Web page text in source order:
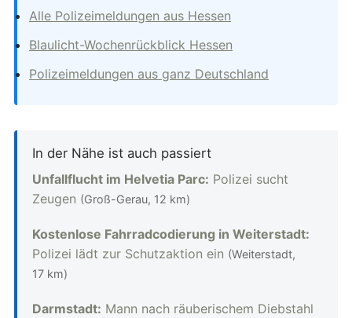
Alle Polizeimeldungen aus Hessen
Blaulicht-Wochenrückblick Hessen
Polizeimeldungen aus ganz Deutschland
In der Nähe ist auch passiert
Unfallflucht im Helvetia Parc: Polizei sucht
Zeugen (Groß-Gerau, 12 km)
Kostenlose Fahrradcodierung in Weiterstadt:
Polizei lädt zur Schutzaktion ein (Weiterstadt,
17 km)
Darmstadt: Mann nach räuberischem Diebstahl